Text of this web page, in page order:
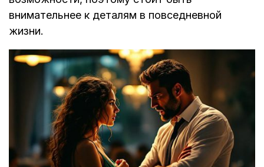
внимательнее к деталям в повседневной
жизни.